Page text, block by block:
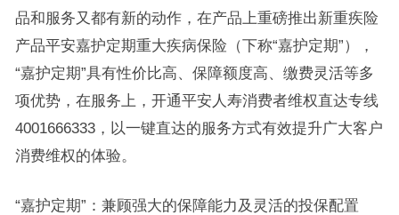
品和服务又都有新的动作，在产品上重磅推出新重疾险
产品平安嘉护定期重大疾病保险（下称“嘉护定期”），
“嘉护定期”具有性价比高、保障额度高、缴费灵活等多
项优势，在服务上，开通平安人寿消费者维权直达专线
4001666333，以一键直达的服务方式有效提升广大客户
消费维权的体验。
“嘉护定期”：兼顾强大的保障能力及灵活的投保配置